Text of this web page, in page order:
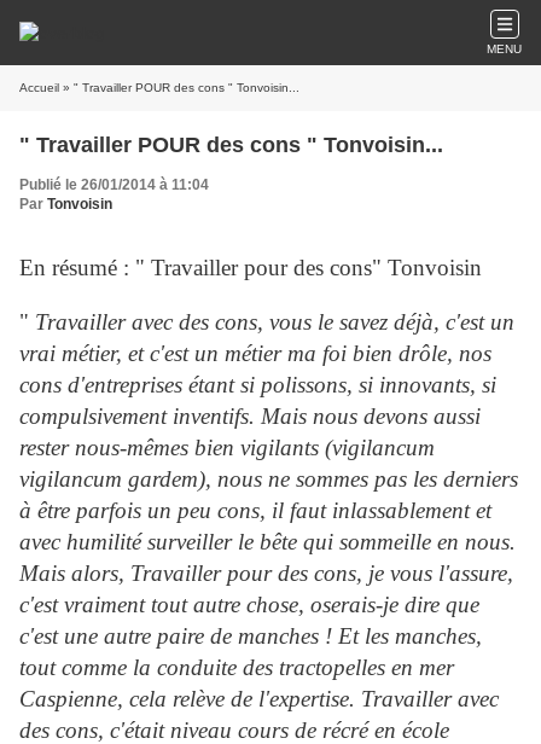
MENU
Accueil » " Travailler POUR des cons " Tonvoisin...
" Travailler POUR des cons " Tonvoisin...
Publié le 26/01/2014 à 11:04
Par Tonvoisin
En résumé : " Travailler pour des cons" Tonvoisin
" Travailler avec des cons, vous le savez déjà, c'est un
vrai métier, et c'est un métier ma foi bien drôle, nos
cons d'entreprises étant si polissons, si innovants, si
compulsivement inventifs. Mais nous devons aussi
rester nous-mêmes bien vigilants (vigilancum
vigilancum gardem), nous ne sommes pas les derniers
à être parfois un peu cons, il faut inlassablement et
avec humilité surveiller le bête qui sommeille en nous.
Mais alors, Travailler pour des cons, je vous l'assure,
c'est vraiment tout autre chose, oserais-je dire que
c'est une autre paire de manches ! Et les manches,
tout comme la conduite des tractopelles en mer
Caspienne, cela relève de l'expertise. Travailler avec
des cons, c'était niveau cours de récré en école